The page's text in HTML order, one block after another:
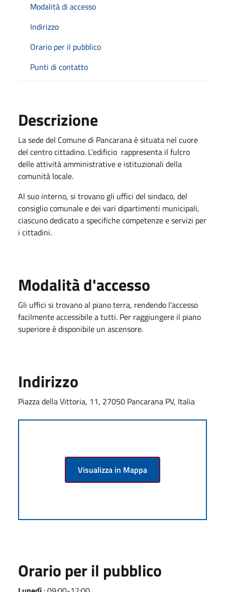
Modalità di accesso
Indirizzo
Orario per il pubblico
Punti di contatto
Descrizione
La sede del Comune di Pancarana è situata nel cuore
del centro cittadino. L'edificio rappresenta il fulcro
delle attività amministrative e istituzionali della
comunità locale.
Al suo interno, si trovano gli uffici del sindaco, del
consiglio comunale e dei vari dipartimenti municipali,
ciascuno dedicato a specifiche competenze e servizi per
i cittadini.
Modalità d'accesso
Gli uffici si trovano al piano terra, rendendo l'accesso
facilmente accessibile a tutti. Per raggiungere il piano
superiore è disponibile un ascensore.
Indirizzo
Piazza della Vittoria, 11, 27050 Pancarana PV, Italia
Visualizza in Mappa
Orario per il pubblico